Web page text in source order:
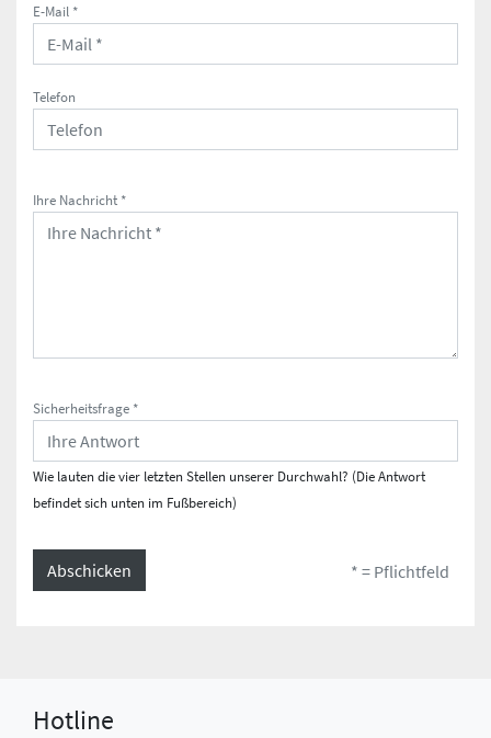
E-Mail *
Telefon
Ihre Nachricht *
Sicherheitsfrage *
Wie lauten die vier letzten Stellen unserer Durchwahl? (Die Antwort
befindet sich unten im Fußbereich)
Abschicken * = Pflichtfeld
Hotline